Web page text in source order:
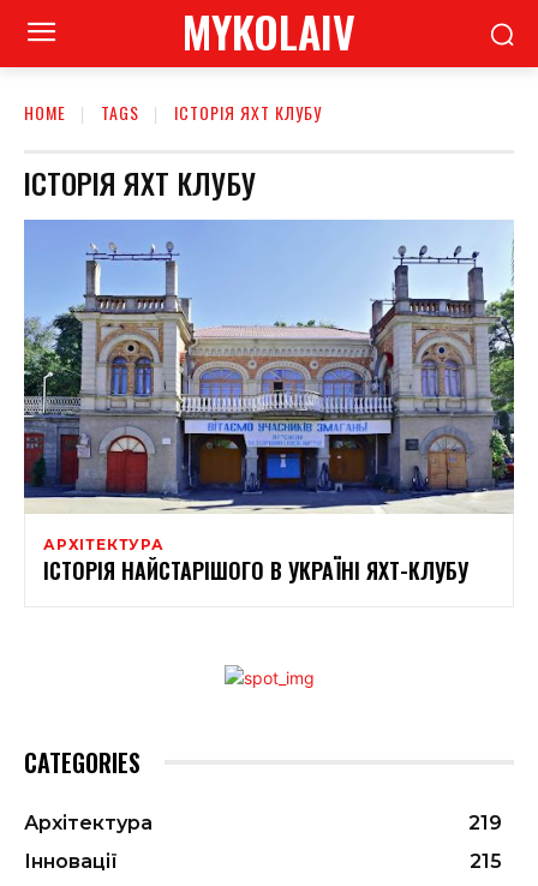
MYKOLAIV
HOME TAGS ІСТОРІЯ ЯХТ КЛУБУ
ІСТОРІЯ ЯХТ КЛУБУ
АРХІТЕКТУРА
ІСТОРІЯ НАЙСТАРІШОГО В УКРАЇНІ ЯХТ-КЛУБУ
CATEGORIES
Архітектура
219
Інновації
215